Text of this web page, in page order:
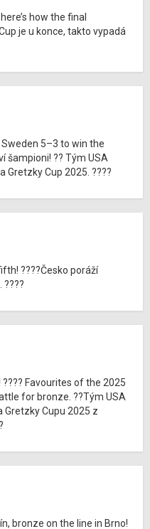
how the final
je u konce, takto vypadá
5–3 to win the
šampioni! ?? Tým USA
Gretzky Cup 2025. ????
????Česko poráží
Favourites of the 2025
for bronze. ??Tým USA
Gretzky Cupu 2025 z
bronze on the line in Brno!